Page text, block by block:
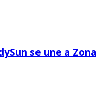
se une a Zona